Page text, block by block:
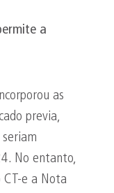
a
as
previa,
No entanto,
e a Nota